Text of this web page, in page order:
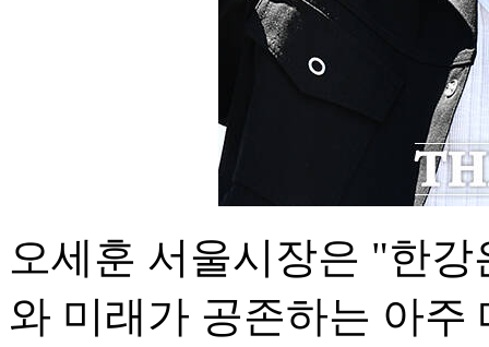
오세훈 서울시장은 "한
와 미래가 공존하는 아주